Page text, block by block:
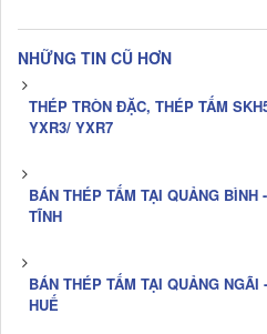
NHỮNG TIN CŨ HƠN
THÉP TRÒN ĐẶC, THÉP TẤM
YXR3/ YXR7
BÁN THÉP TẤM TẠI QUẢNG BÌNH
TĨNH
BÁN THÉP TẤM TẠI QUẢNG
HUẾ